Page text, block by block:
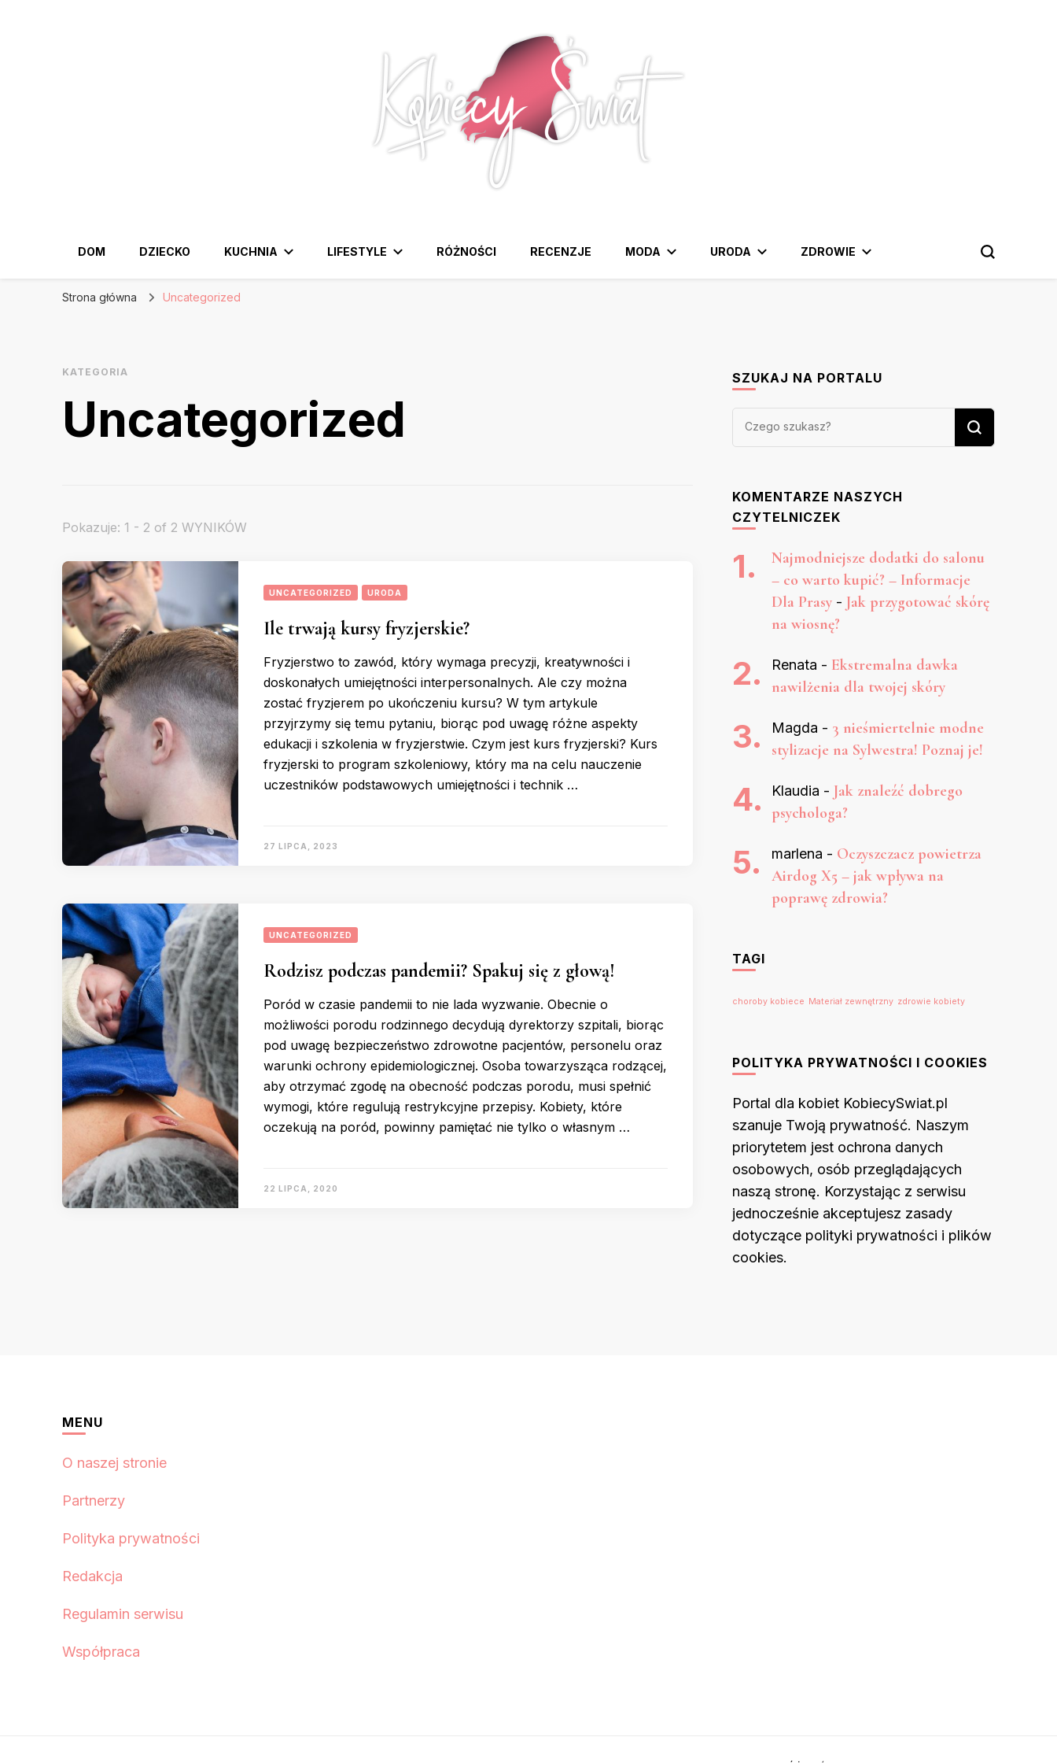
DOM DZIECKO KUCHNIA LIFESTYLE RÓŻNOŚCI RECENZJE MODA URODA ZDROWIE
Strona główna Uncategorized
KATEGORIA
Uncategorized
Pokazuje: 1 - 2 of 2 WYNIKÓW
UNCATEGORIZED URODA
Ile trwają kursy fryzjerskie?
Fryzjerstwo to zawód, który wymaga precyzji, kreatywności i
doskonałych umiejętności interpersonalnych. Ale czy można
zostać fryzjerem po ukończeniu kursu? W tym artykule
przyjrzymy się temu pytaniu, biorąc pod uwagę różne aspekty
edukacji i szkolenia w fryzjerstwie. Czym jest kurs fryzjerski? Kurs
fryzjerski to program szkoleniowy, który ma na celu nauczenie
uczestników podstawowych umiejętności i technik …
27 LIPCA, 2023
UNCATEGORIZED
Rodzisz podczas pandemii? Spakuj się z głową!
Poród w czasie pandemii to nie lada wyzwanie. Obecnie o
możliwości porodu rodzinnego decydują dyrektorzy szpitali, biorąc
pod uwagę bezpieczeństwo zdrowotne pacjentów, personelu oraz
warunki ochrony epidemiologicznej. Osoba towarzysząca rodzącej,
aby otrzymać zgodę na obecność podczas porodu, musi spełnić
wymogi, które regulują restrykcyjne przepisy. Kobiety, które
oczekują na poród, powinny pamiętać nie tylko o własnym …
22 LIPCA, 2020
SZUKAJ NA PORTALU
Szukasz
KOMENTARZE NASZYCH
CZYTELNICZEK
Najmodniejsze dodatki do salonu
– co warto kupić? – Informacje
Dla Prasy- Jak przygotować skórę
na wiosnę?
Renata - Ekstremalna dawka
nawilżenia dla twojej skóry
Magda - 3 nieśmiertelnie modne
stylizacje na Sylwestra! Poznaj je!
Klaudia - Jak znaleźć dobrego
psychologa?
marlena - Oczyszczacz powietrza
Airdog X5 – jak wpływa na
poprawę zdrowia?
TAGI
choroby kobiece Materiał zewnętrzny zdrowie kobiety
POLITYKA PRYWATNOŚCI I COOKIES
Portal dla kobiet KobiecySwiat.pl
szanuje Twoją prywatność. Naszym
priorytetem jest ochrona danych
osobowych, osób przeglądających
naszą stronę. Korzystając z serwisu
jednocześnie akceptujesz zasady
dotyczące polityki prywatności i plików
cookies.
MENU
O naszej stronie
Partnerzy
Polityka prywatności
Redakcja
Regulamin serwisu
Współpraca